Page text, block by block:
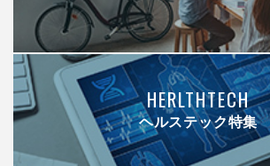
HERLTHTECH
ヘルステック特集